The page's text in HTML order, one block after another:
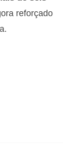
reforçado